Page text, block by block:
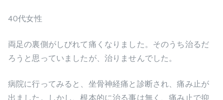
40代女性
両足の裏側がしびれて痛くなりました。そのうち治るだ
ろうと思っていましたが、治りませんでした。
病院に行ってみると、坐骨神経痛と診断され、痛み止が
出ました。しかし、根本的に治る事は無く、痛み止で抑